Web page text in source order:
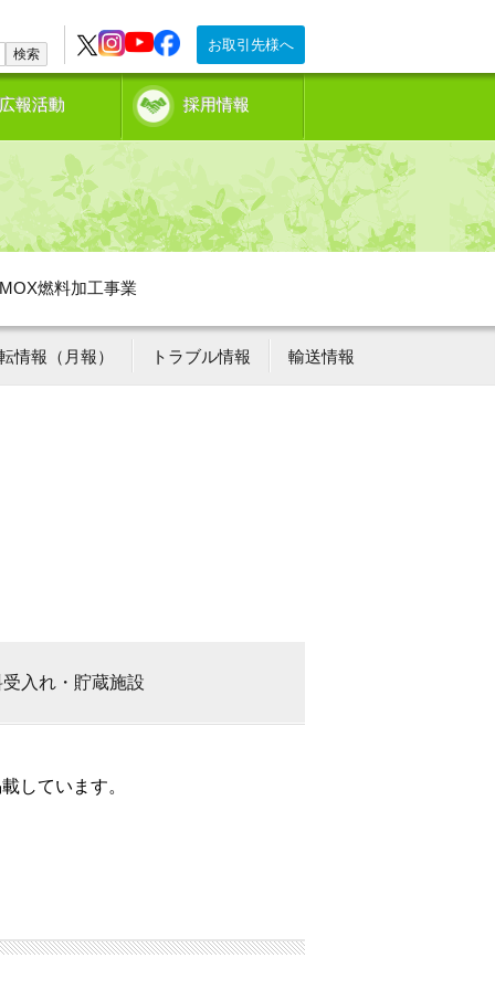
お取引先様へ
検索
報活動 採用情報
燃料加工事業
情報（月報） トラブル情報 輸送情報
受入れ・貯蔵施設
しています。